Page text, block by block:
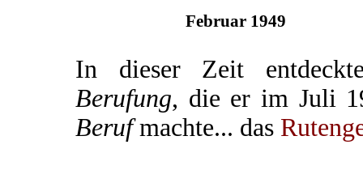
Februar 1949
In dieser Zeit
Berufung, die er im Juli
Berufmachte... das